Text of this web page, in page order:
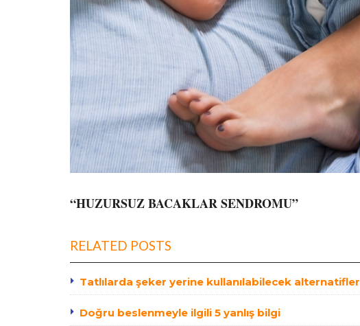
“HUZURSUZ BACAKLAR SENDROMU”
RELATED POSTS
Tatlılarda şeker yerine kullanılabilecek alternatifler
Doğru beslenmeyle ilgili 5 yanlış bilgi